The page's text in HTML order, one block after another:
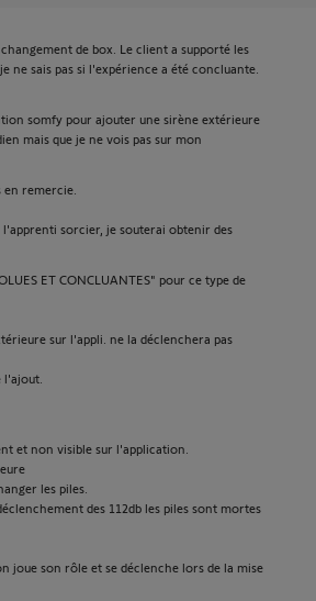
de box. Le client a supporté les
ne sais pas si l'expérience a été concluante.
somfy pour ajouter une sirène extérieure
mais que je ne vois pas sur mon
en remercie.
sorcier, je souterai obtenir des
ET CONCLUANTES" pour ce type de
sur l'appli. ne la déclenchera pas
l'ajout.
et non visible sur l'application.
les piles.
des 112db les piles sont mortes
joue son rôle et se déclenche lors de la mise